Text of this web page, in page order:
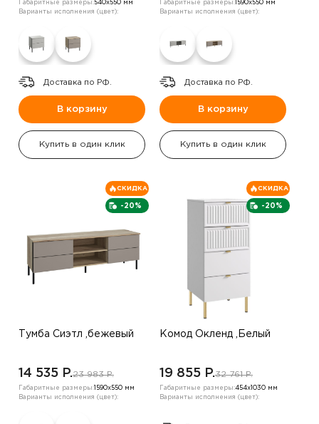
Габаритные размеры:540х550 мм
Варианты исполнения (цвет):
Доставка по РФ.
В корзину
Купить в один клик
Габаритные размеры: 1590х550 мм
Варианты исполнения (цвет):
Доставка по РФ.
В корзину
Купить в один клик
-20%
СКИДКА
Тумба Сиэтл ,бежевый
14 535 P.23 983 P.
Габаритные размеры: 1590х550 мм
Варианты исполнения (цвет):
-20%
СКИДКА
Комод Окленд ,Белый
19 855 P.32 761 P.
Габаритные размеры:454х1030 мм
Варианты исполнения (цвет):